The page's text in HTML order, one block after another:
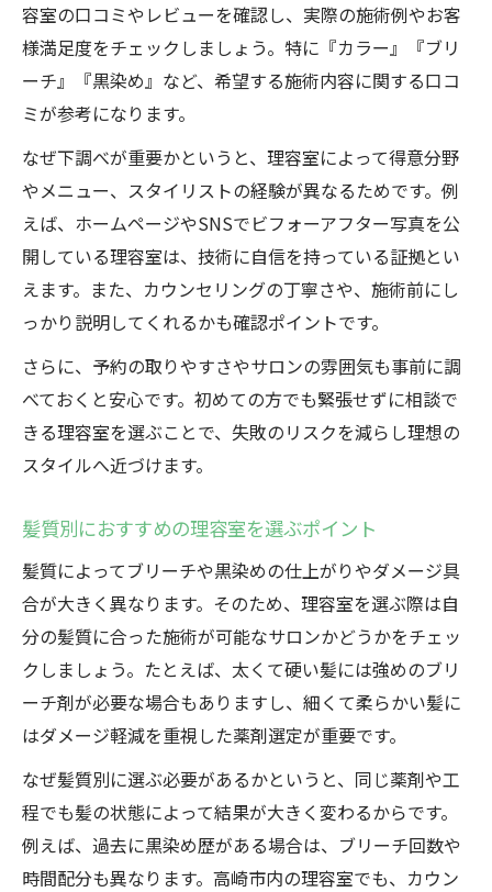
容室の口コミやレビューを確認し、実際の施術例やお客
様満足度をチェックしましょう。特に『カラー』『ブリ
ーチ』『黒染め』など、希望する施術内容に関する口コ
ミが参考になります。
なぜ下調べが重要かというと、理容室によって得意分野
やメニュー、スタイリストの経験が異なるためです。例
えば、ホームページやSNSでビフォーアフター写真を公
開している理容室は、技術に自信を持っている証拠とい
えます。また、カウンセリングの丁寧さや、施術前にし
っかり説明してくれるかも確認ポイントです。
さらに、予約の取りやすさやサロンの雰囲気も事前に調
べておくと安心です。初めての方でも緊張せずに相談で
きる理容室を選ぶことで、失敗のリスクを減らし理想の
スタイルへ近づけます。
髪質別におすすめの理容室を選ぶポイント
髪質によってブリーチや黒染めの仕上がりやダメージ具
合が大きく異なります。そのため、理容室を選ぶ際は自
分の髪質に合った施術が可能なサロンかどうかをチェッ
クしましょう。たとえば、太くて硬い髪には強めのブリ
ーチ剤が必要な場合もありますし、細くて柔らかい髪に
はダメージ軽減を重視した薬剤選定が重要です。
なぜ髪質別に選ぶ必要があるかというと、同じ薬剤や工
程でも髪の状態によって結果が大きく変わるからです。
例えば、過去に黒染め歴がある場合は、ブリーチ回数や
時間配分も異なります。高崎市内の理容室でも、カウン